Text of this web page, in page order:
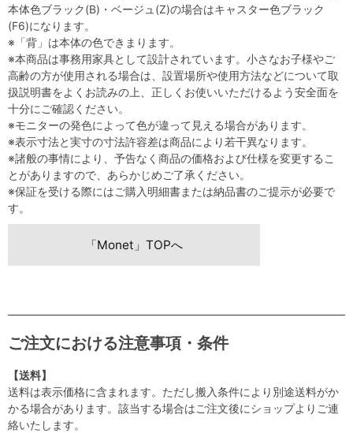
本体色ブラック(B)・ベージュ(Z)の場合はキャスター色ブラック
(F6)になります。
※「背」は本体の色できまります。
※本商品は事務用家具として設計されています。小さなお子様やご
高齢の方が使用される場合は、設置場所や使用方法などについて取
扱説明書をよくお読みの上、正しくお使いいただけるよう安全面を
十分にご確認ください。
※モニターの発色によって色が違って見える場合があります。
※表示寸法と実寸の寸法許容差は商品により若干異なります。
※諸般の事情により、予告なく商品の価格および仕様を変更するこ
とがありますので、あらかじめご了承ください。
※保証を受ける際にはご購入明細書または納品書のご提示が必要で
す。
「Monet」TOPへ
ご注文における注意事項・条件
【送料】
送料は表示価格に含まれます。ただし搬入条件により別途送料がか
かる場合があります。該当する場合はご注文後にショップよりご連
絡いたします。